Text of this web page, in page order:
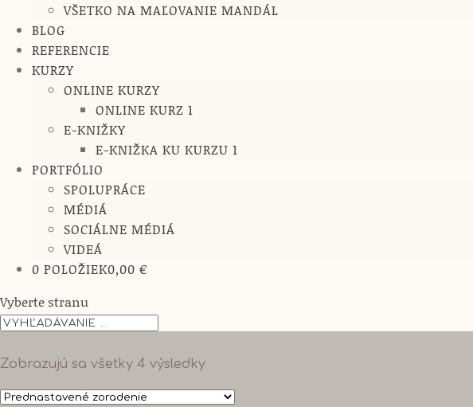
VŠETKO NA MAĽOVANIE MANDÁL
BLOG
REFERENCIE
KURZY
ONLINE KURZY
ONLINE KURZ 1
E-KNIŽKY
E-KNIŽKA KU KURZU 1
PORTFÓLIO
SPOLUPRÁCE
MÉDIÁ
SOCIÁLNE MÉDIÁ
VIDEÁ
0 POLOŽIEK0,00 €
Vyberte stranu
Zobrazujú sa všetky 4 výsledky